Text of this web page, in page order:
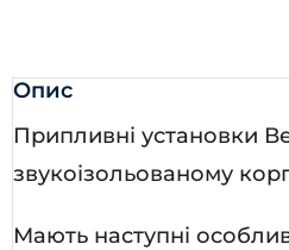
Опис
Припливні установки
звукоізольованому
Мають наступні